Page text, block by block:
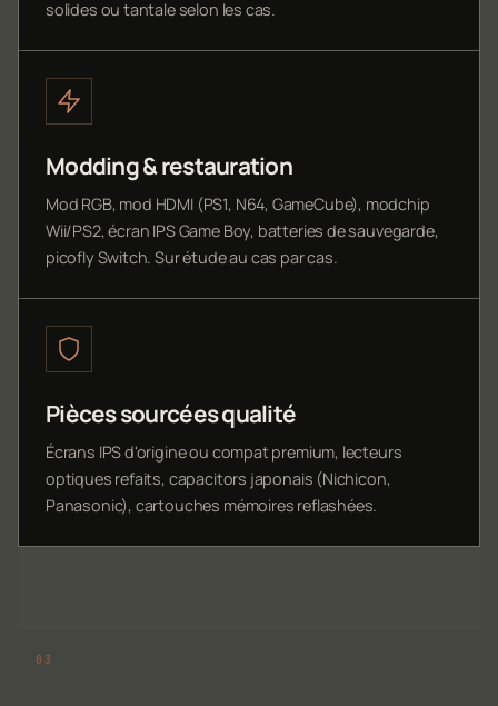
solides ou tantale selon les cas.
Modding & restauration
Mod RGB, mod HDMI (PS1, N64, GameCube), modchip
Wii/PS2, écran IPS Game Boy, batteries de sauvegarde,
picofly Switch. Sur étude au cas par cas.
Pièces sourcées qualité
Écrans IPS d'origine ou compat premium, lecteurs
optiques refaits, capacitors japonais (Nichicon,
Panasonic), cartouches mémoires reflashées.